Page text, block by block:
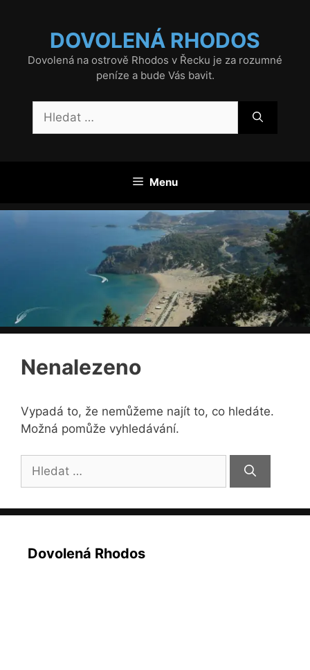
DOVOLENÁ RHODOS
Dovolená na ostrově Rhodos v Řecku je za rozumné
peníze a bude Vás bavit.
Menu
Nenalezeno
Vypadá to, že nemůžeme najít to, co hledáte.
Možná pomůže vyhledávání.
Hledat:
Dovolená Rhodos